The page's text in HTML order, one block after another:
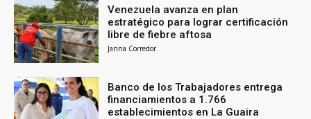
Venezuela avanza en plan
estratégico para lograr certificación
libre de fiebre aftosa
Janna Corredor
Banco de los Trabajadores entrega
financiamientos a 1.766
establecimientos en La Guaira